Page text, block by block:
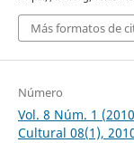
Más formatos de
Número
Vol. 8 Núm. 1
Cultural 08(1),